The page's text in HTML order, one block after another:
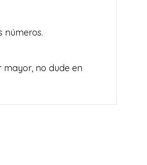
números.
mayor, no dude en